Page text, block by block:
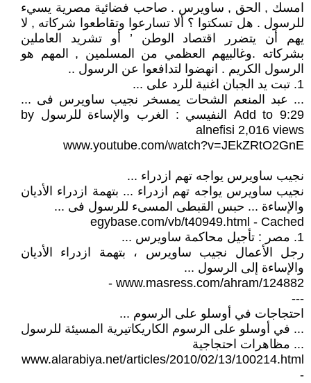
امسك , الحق , ساويرس . صاحب فضائية مصرية يسيء
للرسول . هل تسكتوا ؟ ألا تسارعوا وتقاطعوا شركاته , لا
يهم أن يتضرر اقتصاد الوطن ’ أو تشريد العاملين
بشركاته .وغالبيهم العظمي من المسلمين , المهم هو
الرسول الكريم . انهضوا لتدافعوا عن الرسول ..
1. تبت يد الجبان اغنية للرد على ...
... عبد المنعم الشحات يمسخر نجيب ساويرس فى ...
9:29 Add to النفيسي : الغرب والإساءة للرسول by
alnefisi 2,016 views
www.youtube.com/watch?v=JEkZRtO2GnE
نجيب ساويرس يواجه تهم ازدراء ...
نجيب ساويرس يواجه تهم ازدراء ... بتهمة ازدراء الأديان
والإساءة ... حبس القبطى المسىء للرسول فى ...
egybase.com/vb/t40949.html - Cached
1. مصر : تأجيل محاكمة ساويرس ...
رجل الأعمال نجيب ساويرس ، بتهمة ازدراء الأديان
والإساءة إلى الرسول ...
www.masress.com/ahram/124882 -
---
احتجاجات في أوسلو على الرسوم ...
... في أوسلو على الرسوم الكاريكاتيرية المسيئة للرسول
... مظاهرات احتجاجية
www.alarabiya.net/articles/2010/02/13/100214.html
-